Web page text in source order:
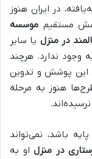
در ایران هنوز
مستقیم موسسه
در منزل یا سایر
وجود ندارد. هرچند
این پوشش و تدوین
هنوز به مرحله
باشد، نمی‌تواند
در منزلاو به